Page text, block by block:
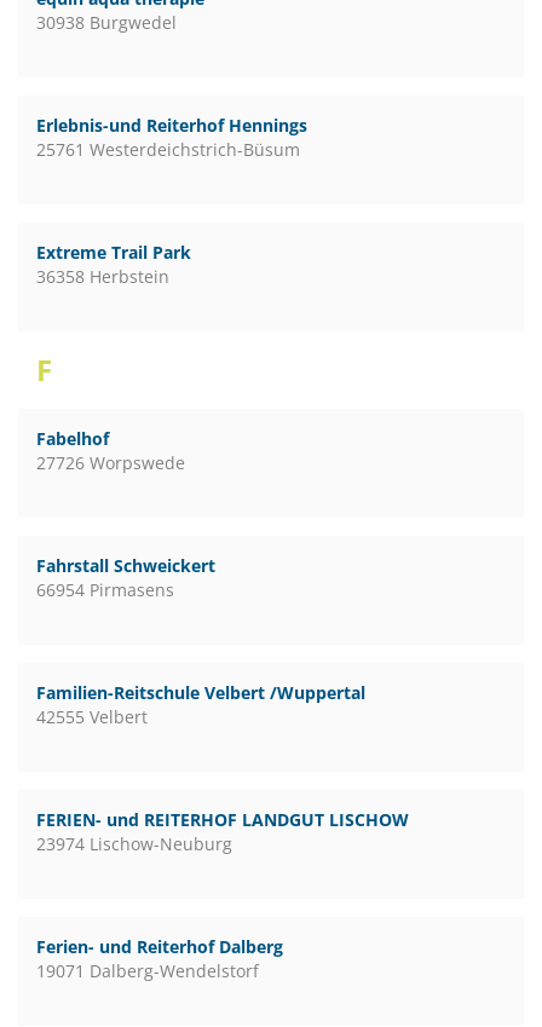
30938 Burgwedel
Erlebnis-und Reiterhof Hennings
25761 Westerdeichstrich-Büsum
Extreme Trail Park
36358 Herbstein
F
Fabelhof
27726 Worpswede
Fahrstall Schweickert
66954 Pirmasens
Familien-Reitschule Velbert /Wuppertal
42555 Velbert
FERIEN- und REITERHOF LANDGUT LISCHOW
23974 Lischow-Neuburg
Ferien- und Reiterhof Dalberg
19071 Dalberg-Wendelstorf